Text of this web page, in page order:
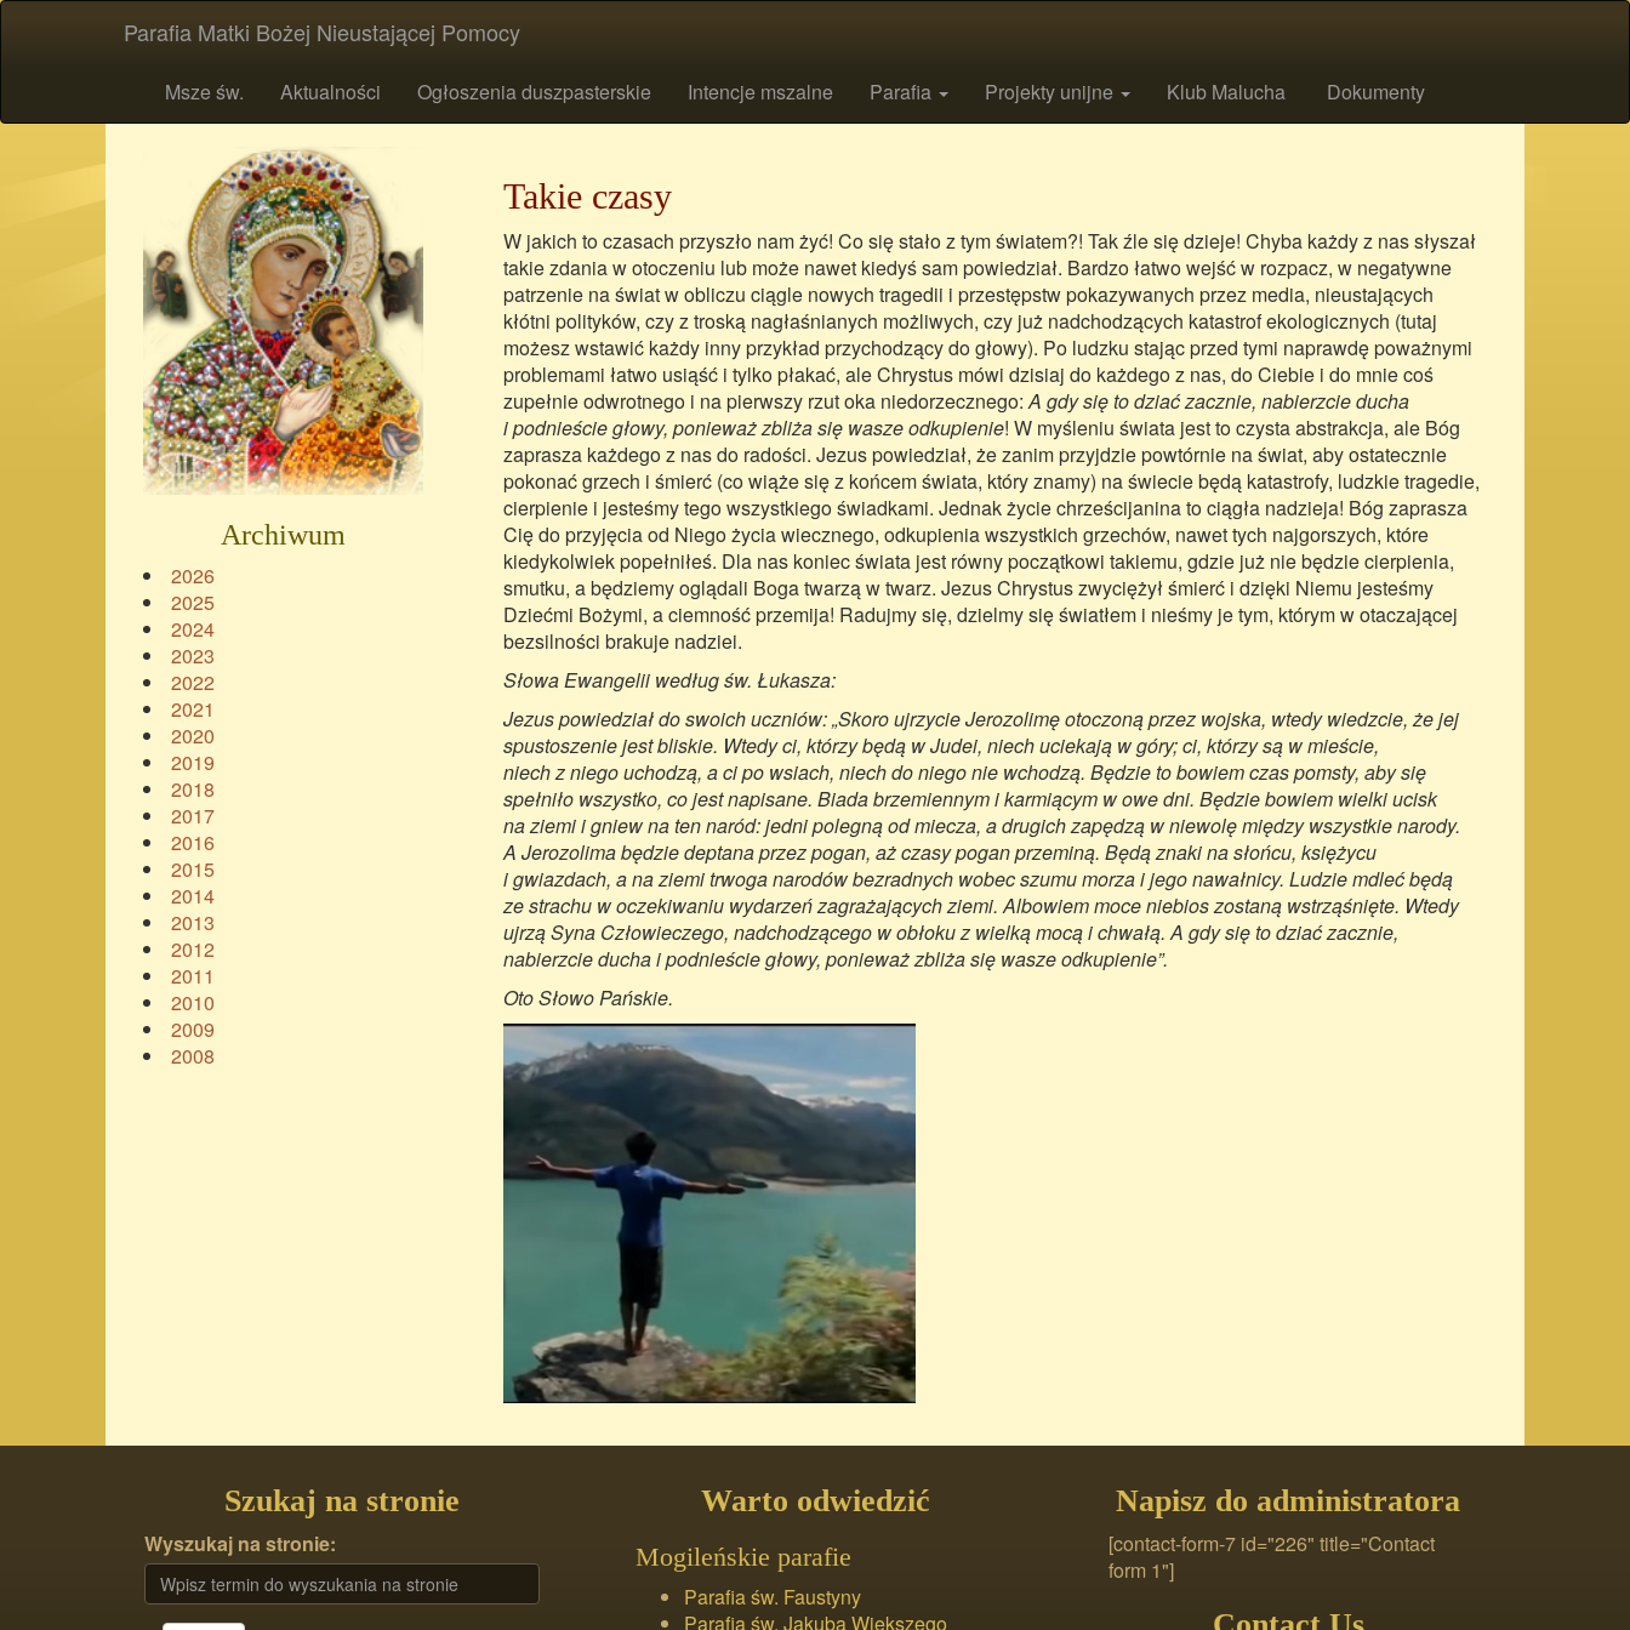
Parafia Matki Bożej Nieustającej Pomocy
Msze św. Aktualności Ogłoszenia duszpasterskie Intencje mszalne Parafia Projekty unijne Klub Malucha Dokumenty
Takie czasy
W jakich to czasach przyszło nam żyć! Co się stało z tym światem?! Tak źle się dzieje! Chyba każdy z nas słyszał
takie zdania w otoczeniu lub może nawet kiedyś sam powiedział. Bardzo łatwo wejść w rozpacz, w negatywne
patrzenie na świat w obliczu ciągle nowych tragedii i przestępstw pokazywanych przez media, nieustających
kłótni polityków, czy z troską nagłaśnianych możliwych, czy już nadchodzących katastrof ekologicznych (tutaj
możesz wstawić każdy inny przykład przychodzący do głowy). Po ludzku stając przed tymi naprawdę poważnymi
problemami łatwo usiąść i tylko płakać, ale Chrystus mówi dzisiaj do każdego z nas, do Ciebie i do mnie coś
zupełnie odwrotnego i na pierwszy rzut oka niedorzecznego:A gdy się to dziać zacznie, nabierzcie ducha
i podnieście głowy, ponieważ zbliża się wasze odkupienie! W myśleniu świata jest to czysta abstrakcja, ale Bóg
zaprasza każdego z nas do radości. Jezus powiedział, że zanim przyjdzie powtórnie na świat, aby ostatecznie
pokonać grzech i śmierć (co wiąże się z końcem świata, który znamy) na świecie będą katastrofy, ludzkie tragedie,
cierpienie i jesteśmy tego wszystkiego świadkami. Jednak życie chrześcijanina to ciągła nadzieja! Bóg zaprasza
Cię do przyjęcia od Niego życia wiecznego, odkupienia wszystkich grzechów, nawet tych najgorszych, które
kiedykolwiek popełniłeś. Dla nas koniec świata jest równy początkowi takiemu, gdzie już nie będzie cierpienia,
smutku, a będziemy oglądali Boga twarzą w twarz. Jezus Chrystus zwyciężył śmierć i dzięki Niemu jesteśmy
Dziećmi Bożymi, a ciemność przemija! Radujmy się, dzielmy się światłem i nieśmy je tym, którym w otaczającej
bezsilności brakuje nadziei.
Słowa Ewangelii według św. Łukasza:
Jezus powiedział do swoich uczniów: „Skoro ujrzycie Jerozolimę otoczoną przez wojska, wtedy wiedzcie, że jej
spustoszenie jest bliskie. Wtedy ci, którzy będą w Judei, niech uciekają w góry; ci, którzy są w mieście,
niech z niego uchodzą, a ci po wsiach, niech do niego nie wchodzą. Będzie to bowiem czas pomsty, aby się
spełniło wszystko, co jest napisane. Biada brzemiennym i karmiącym w owe dni. Będzie bowiem wielki ucisk
na ziemi i gniew na ten naród: jedni polegną od miecza, a drugich zapędzą w niewolę między wszystkie narody.
A Jerozolima będzie deptana przez pogan, aż czasy pogan przeminą. Będą znaki na słońcu, księżycu
i gwiazdach, a na ziemi trwoga narodów bezradnych wobec szumu morza i jego nawałnicy. Ludzie mdleć będą
ze strachu w oczekiwaniu wydarzeń zagrażających ziemi. Albowiem moce niebios zostaną wstrząśnięte. Wtedy
ujrzą Syna Człowieczego, nadchodzącego w obłoku z wielką mocą i chwałą. A gdy się to dziać zacznie,
nabierzcie ducha i podnieście głowy, ponieważ zbliża się wasze odkupienie”.
Oto Słowo Pańskie.
Archiwum
2026
2025
2024
2023
2022
2021
2020
2019
2018
2017
2016
2015
2014
2013
2012
2011
2010
2009
2008
Szukaj na stronie
Wyszukaj na stronie:
Warto odwiedzić
Mogileńskie parafie
Parafia św. Faustyny
Parafia św. Jakuba Większego
Napisz do administratora
[contact-form-7 id="226" title="Contact
form 1"]